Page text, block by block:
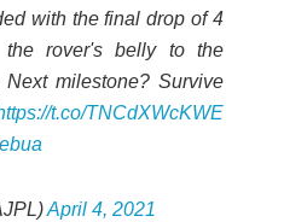
with the final drop of 4
rover's belly to the
milestone? Survive
t.co/TNCdXWcKWE
April 4, 2021